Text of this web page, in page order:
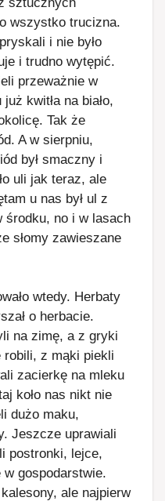
wszystko trucizna.
i nie było
i trudno wytępić.
przeważnie w
kwitła na biało,
Tak że
A w sierpniu,
był smaczny i
uli jak teraz, ale
u nas był ul z
środku, no i w lasach
słomy zawieszane
wtedy. Herbaty
o herbacie.
na zimę, a z gryki
robili, z mąki piekli
zacierkę na mleku
koło nas nikt nie
dużo maku,
Jeszcze uprawiali
postronki, lejce,
w gospodarstwie.
ale najpierw